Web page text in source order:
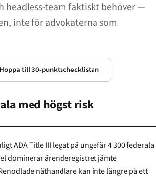
headless-team faktiskt behöver —
inte för advokaterna som
Hoppa till 30-punktschecklistan
med högst risk
III legat på ungefär 4 300 federala
ärenderegistret jämte
näthandlare kan inte längre på ett